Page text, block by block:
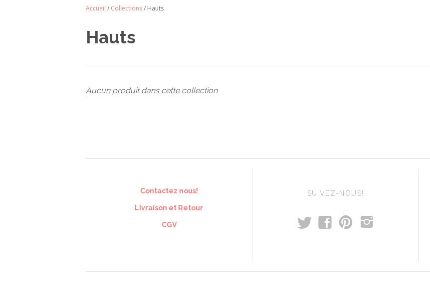
Accueil / Collections/ Hauts
Hauts
Aucun produit dans cette collection
Contactez nous!
Livraison et Retour
CGV
SUIVEZ-NOUS!
t f p i